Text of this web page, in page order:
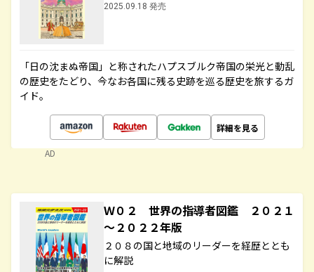
2025.09.18 発売
「日の沈まぬ帝国」と称されたハプスブルク帝国の栄光と動乱
の歴史をたどり、今なお各国に残る史跡を巡る歴史を旅するガ
イド。
詳細を見る
AD
Ｗ０２ 世界の指導者図鑑 ２０２１
～２０２２年版
２０８の国と地域のリーダーを経歴ととも
に解説